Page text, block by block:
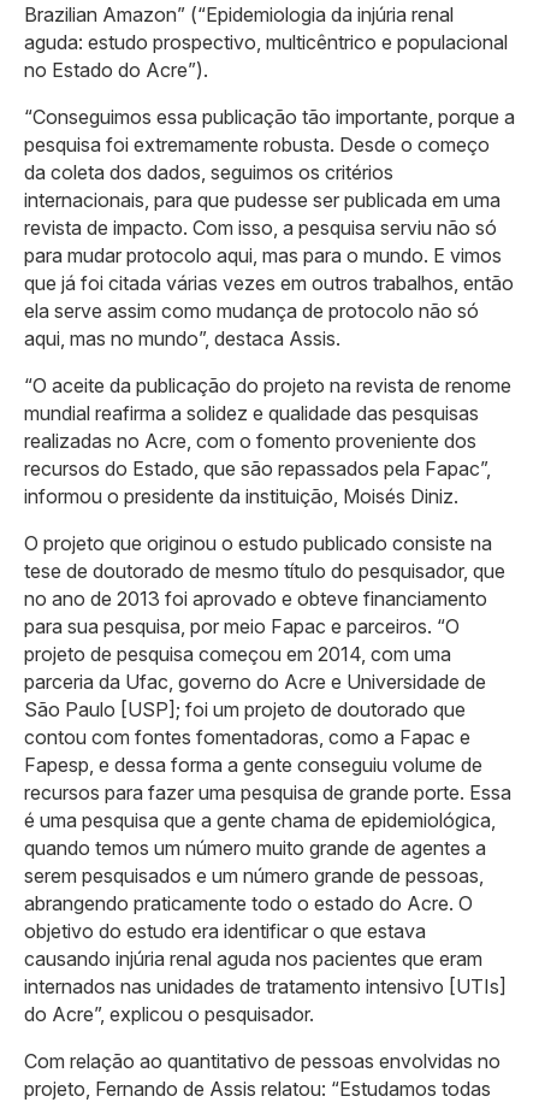
Brazilian Amazon” (“Epidemiologia da injúria renal
aguda: estudo prospectivo, multicêntrico e populacional
no Estado do Acre”).
“Conseguimos essa publicação tão importante, porque a
pesquisa foi extremamente robusta. Desde o começo
da coleta dos dados, seguimos os critérios
internacionais, para que pudesse ser publicada em uma
revista de impacto. Com isso, a pesquisa serviu não só
para mudar protocolo aqui, mas para o mundo. E vimos
que já foi citada várias vezes em outros trabalhos, então
ela serve assim como mudança de protocolo não só
aqui, mas no mundo”, destaca Assis.
“O aceite da publicação do projeto na revista de renome
mundial reafirma a solidez e qualidade das pesquisas
realizadas no Acre, com o fomento proveniente dos
recursos do Estado, que são repassados pela Fapac”,
informou o presidente da instituição, Moisés Diniz.
O projeto que originou o estudo publicado consiste na
tese de doutorado de mesmo título do pesquisador, que
no ano de 2013 foi aprovado e obteve financiamento
para sua pesquisa, por meio Fapac e parceiros. “O
projeto de pesquisa começou em 2014, com uma
parceria da Ufac, governo do Acre e Universidade de
São Paulo [USP]; foi um projeto de doutorado que
contou com fontes fomentadoras, como a Fapac e
Fapesp, e dessa forma a gente conseguiu volume de
recursos para fazer uma pesquisa de grande porte. Essa
é uma pesquisa que a gente chama de epidemiológica,
quando temos um número muito grande de agentes a
serem pesquisados e um número grande de pessoas,
abrangendo praticamente todo o estado do Acre. O
objetivo do estudo era identificar o que estava
causando injúria renal aguda nos pacientes que eram
internados nas unidades de tratamento intensivo [UTIs]
do Acre”, explicou o pesquisador.
Com relação ao quantitativo de pessoas envolvidas no
projeto, Fernando de Assis relatou: “Estudamos todas